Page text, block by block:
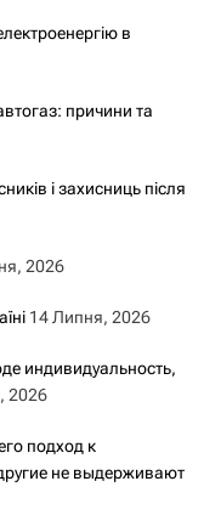
в
причини та
і захисниць після
2026
14 Липня, 2026
индивидуальность,
2026
подход к
не выдерживают